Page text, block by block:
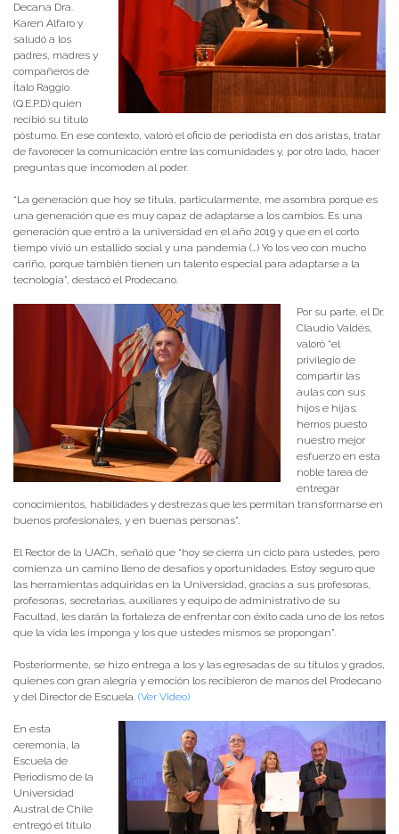
Decana Dra.
Karen Alfaro y
saludó a los
padres, madres y
compañeros de
Ítalo Raggio
(Q.E.P.D) quien
recibió su título
póstumo. En ese contexto, valoró el oficio de periodista en dos aristas, tratar
de favorecer la comunicación entre las comunidades y, por otro lado, hacer
preguntas que incomoden al poder.
“La generación que hoy se titula, particularmente, me asombra porque es
una generación que es muy capaz de adaptarse a los cambios. Es una
generación que entró a la universidad en el año 2019 y que en el corto
tiempo vivió un estallido social y una pandemia (…) Yo los veo con mucho
cariño, porque también tienen un talento especial para adaptarse a la
tecnología”, destacó el Prodecano.
Por su parte, el Dr.
Claudio Valdés,
valoró “el
privilegio de
compartir las
aulas con sus
hijos e hijas;
hemos puesto
nuestro mejor
esfuerzo en esta
noble tarea de
entregar
conocimientos, habilidades y destrezas que les permitan transformarse en
buenos profesionales, y en buenas personas”.
El Rector de la UACh, señaló que “hoy se cierra un ciclo para ustedes, pero
comienza un camino lleno de desafíos y oportunidades. Estoy seguro que
las herramientas adquiridas en la Universidad, gracias a sus profesoras,
profesoras, secretarias, auxiliares y equipo de administrativo de su
Facultad, les darán la fortaleza de enfrentar con éxito cada uno de los retos
que la vida les imponga y los que ustedes mismos se propongan”.
Posteriormente, se hizo entrega a los y las egresadas de su títulos y grados,
quienes con gran alegría y emoción los recibieron de manos del Prodecano
y del Director de Escuela. (Ver Video)
En esta
ceremonia, la
Escuela de
Periodismo de la
Universidad
Austral de Chile
entregó el título